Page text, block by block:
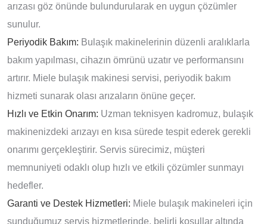
arızası göz önünde bulundurularak en uygun çözümler
sunulur.
Periyodik Bakım: Bulaşık makinelerinin düzenli aralıklarla
bakım yapılması, cihazın ömrünü uzatır ve performansını
artırır. Miele bulaşık makinesi servisi, periyodik bakım
hizmeti sunarak olası arızaların önüne geçer.
Hızlı ve Etkin Onarım: Uzman teknisyen kadromuz, bulaşık
makinenizdeki arızayı en kısa sürede tespit ederek gerekli
onarımı gerçekleştirir. Servis sürecimiz, müşteri
memnuniyeti odaklı olup hızlı ve etkili çözümler sunmayı
hedefler.
Garanti ve Destek Hizmetleri: Miele bulaşık makineleri için
sunduğumuz servis hizmetlerinde, belirli koşullar altında